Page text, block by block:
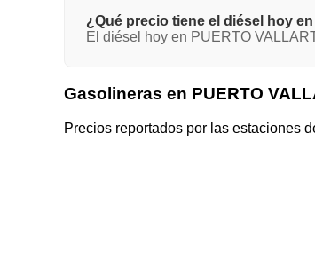
¿Qué precio tiene el diésel hoy
El diésel hoy en PUERTO
Gasolineras en PUERTO
Precios reportados por las estaciones